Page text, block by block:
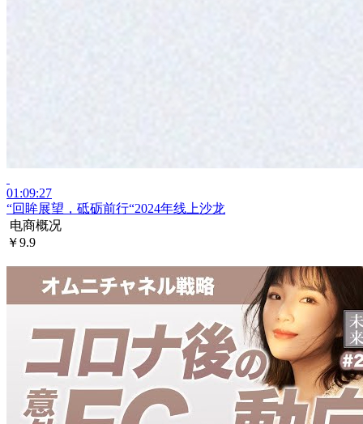
01:09:27
“回眸展望，砥砺前行“2024年线上沙龙
电商概况
￥9.9